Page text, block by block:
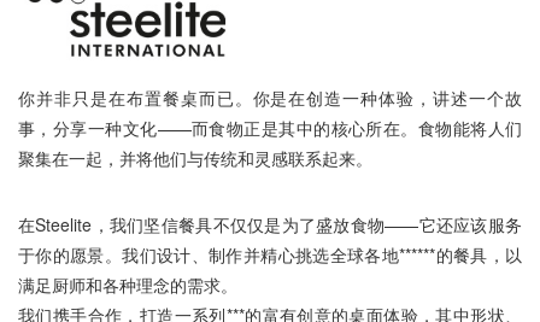
你并非只是在布置餐桌而已。你是在创造一种体验，讲述一个故
事，分享一种文化——而食物正是其中的核心所在。食物能将人们
聚集在一起，并将他们与传统和灵感联系起来。
在Steelite，我们坚信餐具不仅仅是为了盛放食物——它还应该服务
于你的愿景。我们设计、制作并精心挑选全球各地******的餐具，以
满足厨师和各种理念的需求。
我们携手合作，打造一系列***的富有创意的桌面体验，其中形状、